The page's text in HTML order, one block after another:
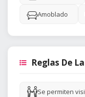
Amoblado
Reglas De
Se permiten